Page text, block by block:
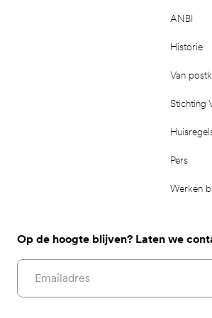
ANBI
Historie
Van
Stichting
Pers
Werken
Op de hoogte blijven? Laten we
Email address